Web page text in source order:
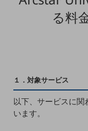
プレイヤー(カタリスト/パ
Smart Healthcare
Smart Industry
Smart Mobility
Smart Worksite
生成AI(Generative AI)
る料
１．対象サービス
以下、サービスに
います。